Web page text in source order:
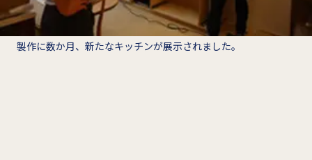
製作に数か月、新たなキッチンが展示されました。